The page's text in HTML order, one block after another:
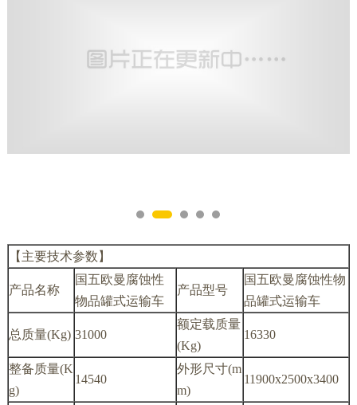
【主要技术参数】
产品名称
国五欧曼腐蚀性
物品罐式运输车
产品型号
国五欧曼腐蚀性物
品罐式运输车
总质量(Kg) 31000
额定载质量
(Kg)
16330
整备质量(K
g)
14540
外形尺寸(m
m)
11900x2500x3400